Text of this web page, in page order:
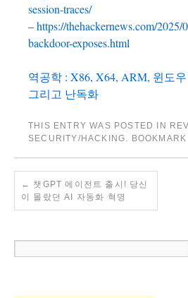
session-traces/
–https://thehackernews.com/2025/
backdoor-exposes.html
역공학 : X86, X64, ARM, 윈도
그리고 난독화
THIS ENTRY WAS POSTED IN
SECURITY/HACKING .
← 챗GPT 에이전트 출시! 당신
이 몰랐던 AI 자동화 혁명